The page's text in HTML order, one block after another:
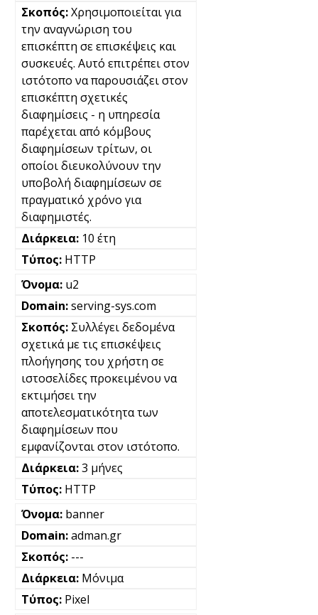
Χρησιμοποιείται για
την αναγνώριση του
επισκέπτη σε επισκέψεις και
συσκευές. Αυτό επιτρέπει στον
ιστότοπο να παρουσιάζει στον
επισκέπτη σχετικές
διαφημίσεις - η υπηρεσία
παρέχεται από κόμβους
διαφημίσεων τρίτων, οι
οποίοι διευκολύνουν την
υποβολή διαφημίσεων σε
πραγματικό χρόνο για
διαφημιστές.
10 έτη
HTTP
u2
serving-sys.com
Συλλέγει δεδομένα
σχετικά με τις επισκέψεις
πλοήγησης του χρήστη σε
ιστοσελίδες προκειμένου να
εκτιμήσει την
αποτελεσματικότητα των
διαφημίσεων που
εμφανίζονται στον ιστότοπο.
3 μήνες
HTTP
banner
adman.gr
---
Μόνιμα
Pixel